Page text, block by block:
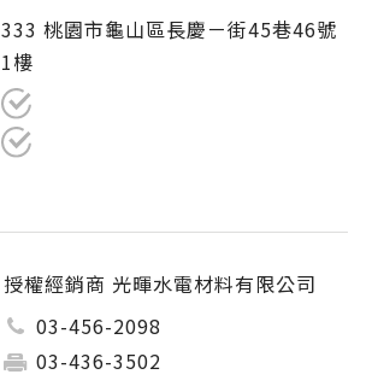
333 桃園市龜山區長慶ㄧ街45巷46號
1樓
授權經銷商 光暉水電材料有限公司
03-456-2098
03-436-3502